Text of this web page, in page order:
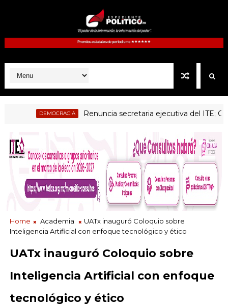
DEMOCRACIA Renuncia secretaria ejecutiva del ITE;
Home Academia
UATx inauguró Coloquio sobre
Inteligencia Artificial con enfoque tecnológico y ético
UATx inauguró Coloquio sobre
Inteligencia Artificial con enfoque
tecnológico y ético